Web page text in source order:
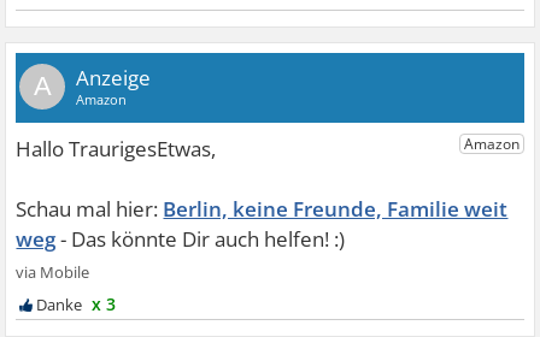
A
Berlin, keine Freunde, Familie weit
weg
x 3